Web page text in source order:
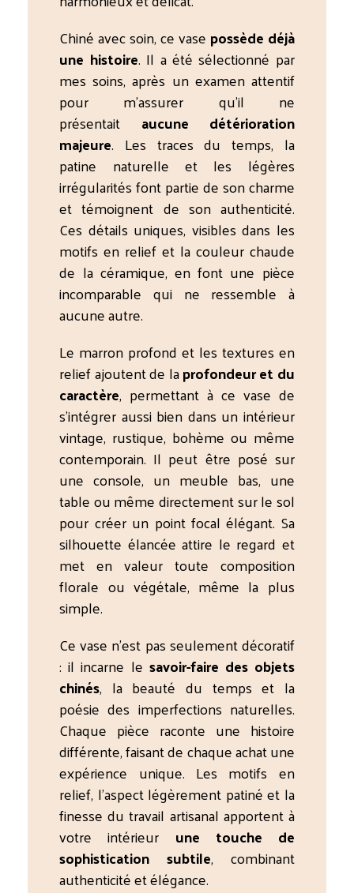
Chiné avec soin, ce vase possède déjà
une histoire. Il a été sélectionné par
mes soins, après un examen attentif
pour m’assurer qu’il ne
présentait aucune détérioration
majeure. Les traces du temps, la
patine naturelle et les légères
irrégularités font partie de son charme
et témoignent de son authenticité.
Ces détails uniques, visibles dans les
motifs en relief et la couleur chaude
de la céramique, en font une pièce
incomparable qui ne ressemble à
aucune autre.
Le marron profond et les textures en
relief ajoutent de laprofondeur et du
caractère, permettant à ce vase de
s’intégrer aussi bien dans un intérieur
vintage, rustique, bohème ou même
contemporain. Il peut être posé sur
une console, un meuble bas, une
table ou même directement sur le sol
pour créer un point focal élégant. Sa
silhouette élancée attire le regard et
met en valeur toute composition
florale ou végétale, même la plus
simple.
Ce vase n’est pas seulement décoratif
: il incarne le savoir-faire des objets
chinés, la beauté du temps et la
poésie des imperfections naturelles.
Chaque pièce raconte une histoire
différente, faisant de chaque achat une
expérience unique. Les motifs en
relief, l’aspect légèrement patiné et la
finesse du travail artisanal apportent à
votre intérieur une touche de
sophistication subtile, combinant
authenticité et élégance.